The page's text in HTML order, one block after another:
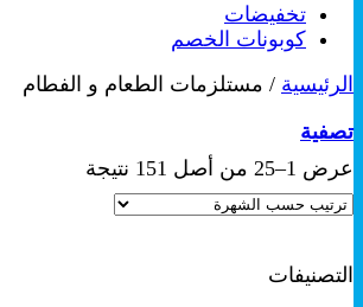
تخفيضات
كوبونات الخصم
الرئيسية / مستلزمات الطعام و الفطام
تصفية
عرض 1–25 من أصل 151 نتيجة
التصنيفات